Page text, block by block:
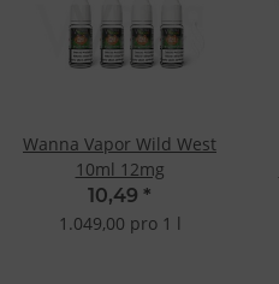
Wanna Vapor Wild West
10ml 12mg
10,49 *
1.049,00 pro 1 l